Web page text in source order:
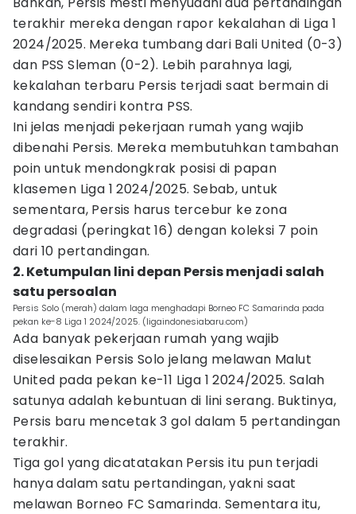
terakhir mereka dengan rapor kekalahan di Liga 1
2024/2025. Mereka tumbang dari Bali United (0-3)
dan PSS Sleman (0-2). Lebih parahnya lagi,
kekalahan terbaru Persis terjadi saat bermain di
kandang sendiri kontra PSS.
Ini jelas menjadi pekerjaan rumah yang wajib
dibenahi Persis. Mereka membutuhkan tambahan
poin untuk mendongkrak posisi di papan
klasemen Liga 1 2024/2025. Sebab, untuk
sementara, Persis harus tercebur ke zona
degradasi (peringkat 16) dengan koleksi 7 poin
dari 10 pertandingan.
2. Ketumpulan lini depan Persis menjadi salah
satu persoalan
Persis Solo (merah) dalam laga menghadapi Borneo FC Samarinda pada
pekan ke-8 Liga 1 2024/2025. (ligaindonesiabaru.com)
Ada banyak pekerjaan rumah yang wajib
diselesaikan Persis Solo jelang melawan Malut
United pada pekan ke-11 Liga 1 2024/2025. Salah
satunya adalah kebuntuan di lini serang. Buktinya,
Persis baru mencetak 3 gol dalam 5 pertandingan
terakhir.
Tiga gol yang dicatatakan Persis itu pun terjadi
hanya dalam satu pertandingan, yakni saat
melawan Borneo FC Samarinda. Sementara itu,